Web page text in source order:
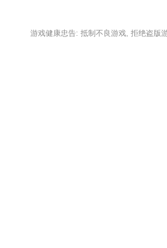
游戏健康忠告: 抵制不良游戏, 拒绝盗版